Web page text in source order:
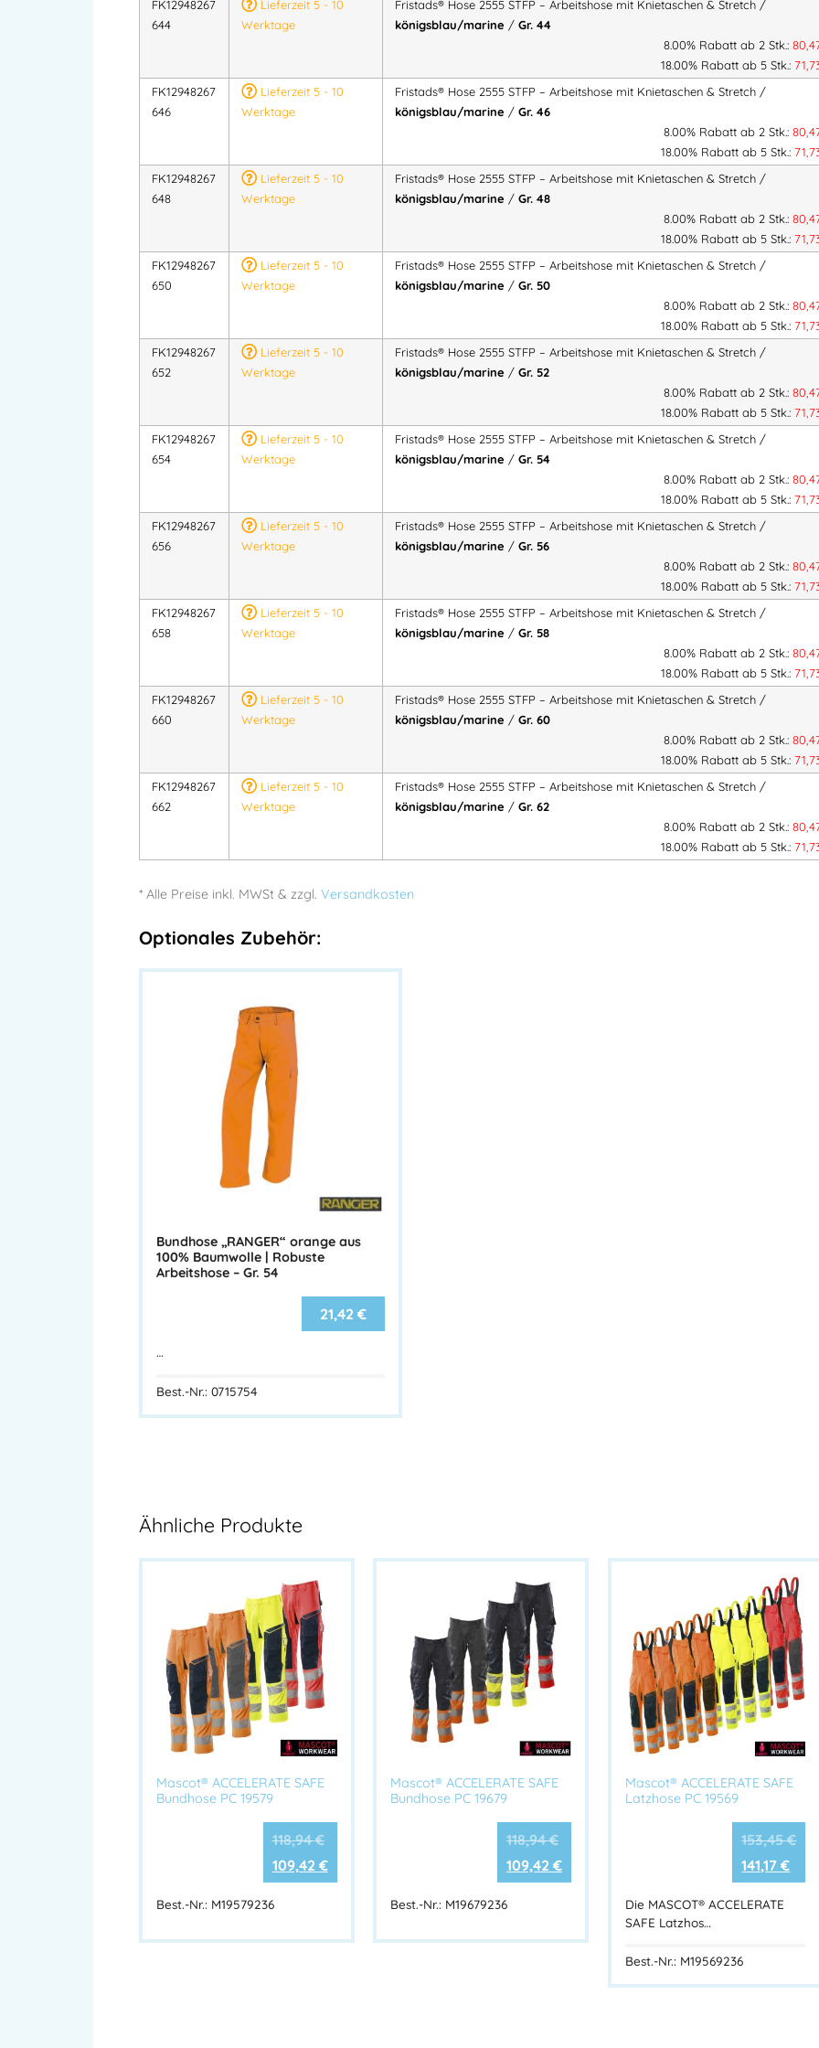
Beintasche
Links:Beintasche mit
Patte, zusätzliche
CORDURA®-verstärkte
CORDURA®-verstärkte
Industriewäsche geeignet
OEKO-TEX® zertifiziert
als VAS-Lösung
Frei von PFAS
EN 14404– Knieschutz
(in Kombination mit
Material & Gewicht
Material: 65 % Polyester,
Geeignet für folgende
Zimmerer
Dachdecker
Allround-Bauprofis
Elektriker
Fertigungs- &
✔ Moderne Arbeitshose mit
✔ Sehr robust durch
✔ Zertifizierte Knietaschen nach
✔ Industriewäschegeeignet &
✔ Nachhaltig: OEKO-TEX® &
FK12948267
644
Lieferzeit 5 - 10
Werktage
Fristads® Hose 2555 STFP – Arbeitshose mit Knietaschen & Stretch /
königsblau/marine / Gr. 44
8.00% Rabatt ab 2 Stk.:
18.00% Rabatt ab 5 Stk.:
FK12948267
646
Lieferzeit 5 - 10
Werktage
Fristads® Hose 2555 STFP – Arbeitshose mit Knietaschen & Stretch /
königsblau/marine / Gr. 46
8.00% Rabatt ab 2 Stk.:
18.00% Rabatt ab 5 Stk.:
FK12948267
648
Lieferzeit 5 - 10
Werktage
Fristads® Hose 2555 STFP – Arbeitshose mit Knietaschen & Stretch /
königsblau/marine / Gr. 48
8.00% Rabatt ab 2 Stk.:
18.00% Rabatt ab 5 Stk.:
FK12948267
650
Lieferzeit 5 - 10
Werktage
Fristads® Hose 2555 STFP – Arbeitshose mit Knietaschen & Stretch /
königsblau/marine / Gr. 50
8.00% Rabatt ab 2 Stk.:
18.00% Rabatt ab 5 Stk.:
FK12948267
652
Lieferzeit 5 - 10
Werktage
Fristads® Hose 2555 STFP – Arbeitshose mit Knietaschen & Stretch /
königsblau/marine / Gr. 52
8.00% Rabatt ab 2 Stk.:
18.00% Rabatt ab 5 Stk.:
FK12948267
654
Lieferzeit 5 - 10
Werktage
Fristads® Hose 2555 STFP – Arbeitshose mit Knietaschen & Stretch /
königsblau/marine / Gr. 54
8.00% Rabatt ab 2 Stk.:
18.00% Rabatt ab 5 Stk.:
FK12948267
656
Lieferzeit 5 - 10
Werktage
Fristads® Hose 2555 STFP – Arbeitshose mit Knietaschen & Stretch /
königsblau/marine / Gr. 56
8.00% Rabatt ab 2 Stk.:
18.00% Rabatt ab 5 Stk.:
FK12948267
658
Lieferzeit 5 - 10
Werktage
Fristads® Hose 2555 STFP – Arbeitshose mit Knietaschen & Stretch /
königsblau/marine / Gr. 58
8.00% Rabatt ab 2 Stk.:
18.00% Rabatt ab 5 Stk.:
FK12948267
660
Lieferzeit 5 - 10
Werktage
Fristads® Hose 2555 STFP – Arbeitshose mit Knietaschen & Stretch /
königsblau/marine / Gr. 60
8.00% Rabatt ab 2 Stk.:
18.00% Rabatt ab 5 Stk.:
FK12948267
662
Lieferzeit 5 - 10
Werktage
Fristads® Hose 2555 STFP – Arbeitshose mit Knietaschen & Stretch /
königsblau/marine / Gr. 62
8.00% Rabatt ab 2 Stk.:
18.00% Rabatt ab 5 Stk.:
* Alle Preise inkl. MWSt & zzgl. Versandkosten
Optionales Zubehör:
Bundhose „RANGER“ orange aus
100% Baumwolle | Robuste
Arbeitshose – Gr. 54
21,42 €
…
Best.-Nr.: 0715754
Ähnliche Produkte
Mascot® ACCELERATE SAFE
Bundhose PC 19579
118,94€
109,42 €
Best.-Nr.: M19579236
Mascot® ACCELERATE SAFE
Bundhose PC 19679
118,94€
109,42 €
Best.-Nr.: M19679236
Mascot® ACCELERATE SAFE
Latzhose PC 19569
153,45€
141,17€
Die MASCOT® ACCELERATE
SAFE Latzhos…
Best.-Nr.: M19569236